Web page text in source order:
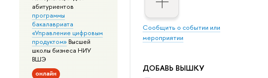
Сообщить о событии или
мероприятии
ДОБАВЬ ВЫШКУ
абитуриентов
программы
бакалавриата
«Управление цифровым
продуктом»Высшей
школы бизнеса НИУ
ВШЭ
онлайн